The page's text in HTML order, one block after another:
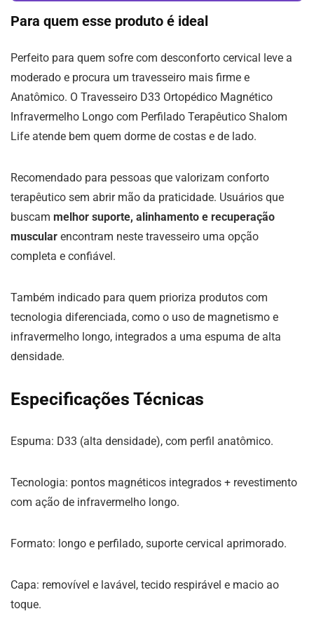
Para quem esse produto é ideal
Perfeito para quem sofre com desconforto cervical leve a
moderado e procura um travesseiro mais firme e
Anatômico. O Travesseiro D33 Ortopédico Magnético
Infravermelho Longo com Perfilado Terapêutico Shalom
Life atende bem quem dorme de costas e de lado.
Recomendado para pessoas que valorizam conforto
terapêutico sem abrir mão da praticidade. Usuários que
buscam melhor suporte, alinhamento e recuperação
muscular encontram neste travesseiro uma opção
completa e confiável.
Também indicado para quem prioriza produtos com
tecnologia diferenciada, como o uso de magnetismo e
infravermelho longo, integrados a uma espuma de alta
densidade.
Especificações Técnicas
Espuma: D33 (alta densidade), com perfil anatômico.
Tecnologia: pontos magnéticos integrados + revestimento
com ação de infravermelho longo.
Formato: longo e perfilado, suporte cervical aprimorado.
Capa: removível e lavável, tecido respirável e macio ao
toque.